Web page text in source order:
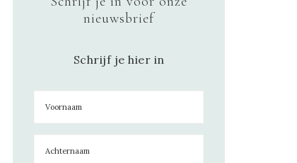
nieuwsbrief
Schrijf je hier in